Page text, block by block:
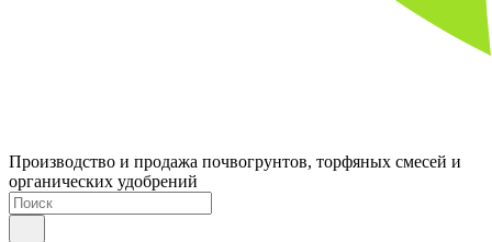
Производство и продажа почвогрунтов, торфяных смесей и
органических удобрений